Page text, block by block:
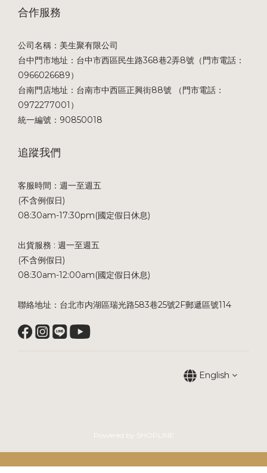
合作服務
公司名稱：美生聚有限公司
台中門市地址：台中市西區民生路368巷2弄8號（門市電話：
0966026689）
台南門店地址：台南市中西區正興街88號 （門市電話：
0972277001）
統一編號：90850018
追蹤我們
客服時間：週一至週五
(不含例假日)
08:30am-17:30pm(國定假日休息)
出貨服務 : 週一至週五
(不含例假日)
08:30am-12:00am(國定假日休息)
聯絡地址：台北市内湖區瑞光路583巷25號2F郵遞區號114
English
Powered by SHOPLINE